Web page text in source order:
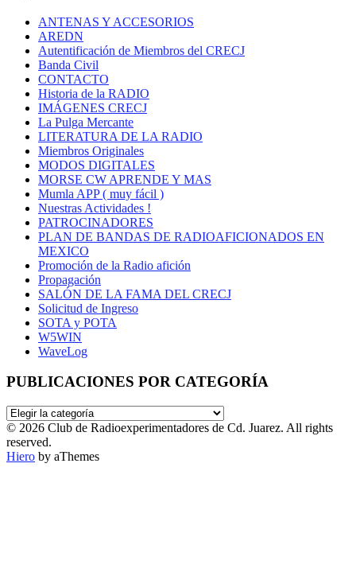
ANTENAS Y ACCESORIOS
AREDN
Autentificación de Miembros del CRECJ
Banda Civil
CONTACTO
Historia de la RADIO
IMÁGENES CRECJ
La Pulga Mercante
LITERATURA DE LA RADIO
Miembros Originales
MODOS DIGITALES
MORSE CW APRENDE Y MAS
Mumla APP ( muy fácil )
Nuestras Actividades !
PATROCINADORES
PLAN DE BANDAS DE RADIOAFICIONADOS EN
MEXICO
Promoción de la Radio afición
Propagación
SALÓN DE LA FAMA DEL CRECJ
Solicitud de Ingreso
SOTA y POTA
W5WIN
WaveLog
PUBLICACIONES POR CATEGORÍA
PUBLICACIONES
POR
CATEGORÍA
© 2026 Club de Radioexperimentadores de Cd. Juarez. All rights
reserved.
Hiero by aThemes